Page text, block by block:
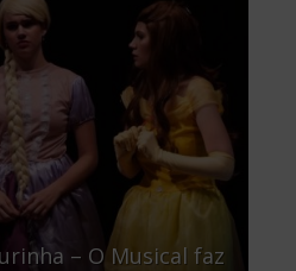
– O Musical faz